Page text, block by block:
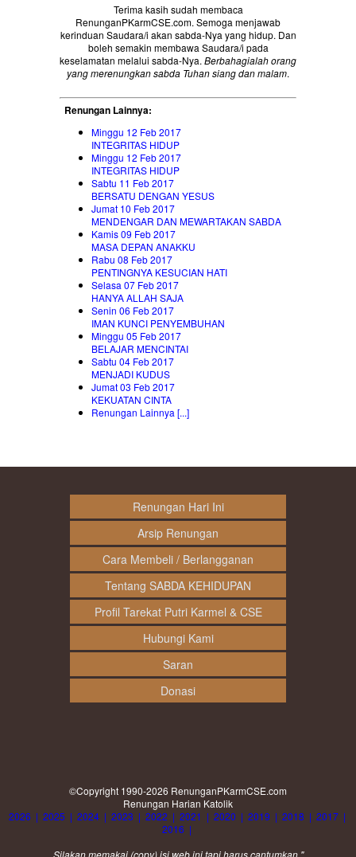
Terima kasih sudah membaca
RenunganPKarmCSE.com. Semoga menjawab
kerinduan Saudara/i akan sabda-Nya yang hidup. Dan
boleh semakin membawa Saudara/i pada
keselamatan melalui sabda-Nya. Berbahagialah orang
yang merenungkan sabda Tuhan siang dan malam.
Renungan Lainnya:
Minggu 12 Feb 2017
INTEGRITAS HIDUP
Minggu 12 Feb 2017
INTEGRITAS HIDUP
Sabtu 11 Feb 2017
BERSATU DENGAN YESUS
Jumat 10 Feb 2017
MENDENGAR DAN MEWARTAKAN SABDA
Kamis 09 Feb 2017
MASA DEPAN ANAKKU
Rabu 08 Feb 2017
PENTINGNYA KESUCIAN HATI
Selasa 07 Feb 2017
HANYA ALLAH SAJA
Senin 06 Feb 2017
IMAN KUNCI PENYEMBUHAN
Minggu 05 Feb 2017
BELAJAR MENCINTAI
Sabtu 04 Feb 2017
MENJADI KUDUS
Jumat 03 Feb 2017
KEKUATAN CINTA
Renungan Lainnya [...]
Renungan Hari Ini
Arsip Renungan
Cara Membeli / Berlangganan
Tentang SABDA KEHIDUPAN
Profil Tarekat Putri Karmel & CSE
Hubungi Kami
Saran
Donasi
©Copyright 1990-2026 RenunganPKarmCSE.com
Renungan Harian Katolik
2026 | 2025 | 2024 | 2023 | 2022 | 2021 | 2020 | 2019 | 2018 | 2017 |
2016 |